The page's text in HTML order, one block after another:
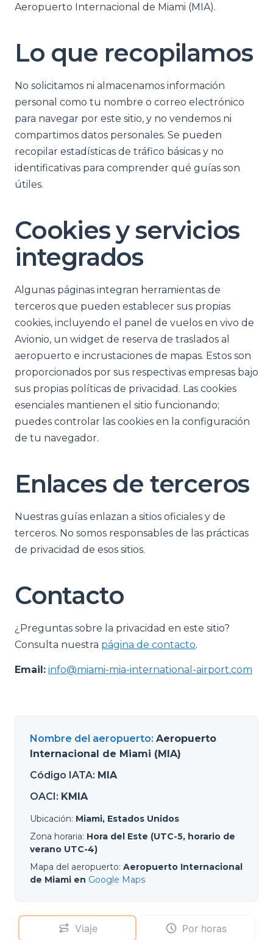
Aeropuerto Internacional de Miami (MIA).
Lo que recopilamos
No solicitamos ni almacenamos información
personal como tu nombre o correo electrónico
para navegar por este sitio, y no vendemos ni
compartimos datos personales. Se pueden
recopilar estadísticas de tráfico básicas y no
identificativas para comprender qué guías son
útiles.
Cookies y servicios
integrados
Algunas páginas integran herramientas de
terceros que pueden establecer sus propias
cookies, incluyendo el panel de vuelos en vivo de
Avionio, un widget de reserva de traslados al
aeropuerto e incrustaciones de mapas. Estos son
proporcionados por sus respectivas empresas bajo
sus propias políticas de privacidad. Las cookies
esenciales mantienen el sitio funcionando;
puedes controlar las cookies en la configuración
de tu navegador.
Enlaces de terceros
Nuestras guías enlazan a sitios oficiales y de
terceros. No somos responsables de las prácticas
de privacidad de esos sitios.
Contacto
¿Preguntas sobre la privacidad en este sitio?
Consulta nuestra página de contacto.
Email: info@miami-mia-international-airport.com
Nombre del aeropuerto: Aeropuerto
Internacional de Miami (MIA)
Código IATA: MIA
OACI: KMIA
Ubicación: Miami, Estados Unidos
Zona horaria: Hora del Este (UTC-5, horario de
verano UTC-4)
Mapa del aeropuerto: Aeropuerto Internacional
de Miami en Google Maps